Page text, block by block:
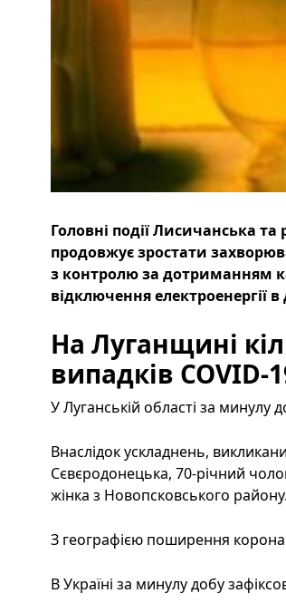
Головні події Лисичанська та
продовжує зростати
з контролю за дотриманням
відключення електроенергії
На Луганщині
випадків
У Луганській області за минулу
Внаслідок ускладнень,
Сєвєродонецька, 70-річний
жінка з Новопсковського району.
З географією поширення
В Україні за минулу добу